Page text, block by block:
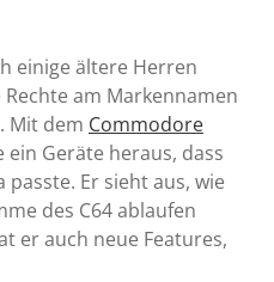
einige ältere Herren
am Markennamen
Mit dem Commodore
ein Geräte heraus, dass
Er sieht aus, wie
des C64 ablaufen
er auch neue Features,